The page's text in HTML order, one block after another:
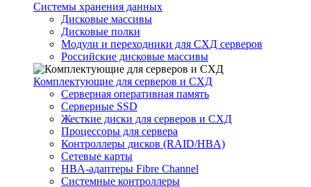
Системы хранения данных
Дисковые массивы
Дисковые полки
Модули и переходники для СХД серверов
Российские дисковые массивы
Комплектующие для серверов и СХД
Серверная оперативная память
Серверные SSD
Жесткие диски для серверов и СХД
Процессоры для сервера
Контроллеры дисков (RAID/HBA)
Сетевые карты
HBA-адаптеры Fibre Channel
Системные контроллеры